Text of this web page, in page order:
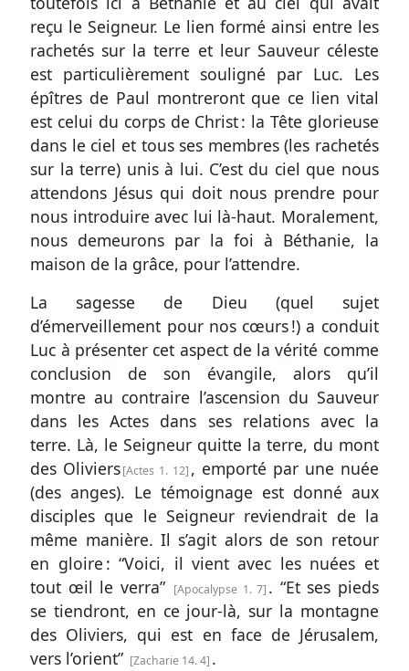
reçu le Seigneur. Le lien formé ainsi entre les
rachetés sur la terre et leur Sauveur céleste
est particulièrement souligné par Luc. Les
épîtres de Paul montreront que ce lien vital
est celui du corps de Christ : la Tête glorieuse
dans le ciel et tous ses membres (les rachetés
sur la terre) unis à lui. C’est du ciel que nous
attendons Jésus qui doit nous prendre pour
nous introduire avec lui là-haut. Moralement,
nous demeurons par la foi à Béthanie, la
maison de la grâce, pour l’attendre.
La sagesse de Dieu (quel sujet
d’émerveillement pour nos cœurs !) a conduit
Luc à présenter cet aspect de la vérité comme
conclusion de son évangile, alors qu’il
montre au contraire l’ascension du Sauveur
dans les Actes dans ses relations avec la
terre. Là, le Seigneur quitte la terre, du mont
des Oliviers Actes 1. 12 , emporté par une nuée
(des anges). Le témoignage est donné aux
disciples que le Seigneur reviendrait de la
même manière. Il s’agit alors de son retour
en gloire : “Voici, il vient avec les nuées et
tout œil le verra”
Apocalypse 1. 7 . “Et ses pieds
se tiendront, en ce jour-là, sur la montagne
des Oliviers, qui est en face de Jérusalem,
vers l’orient”
Zacharie 14. 4 .